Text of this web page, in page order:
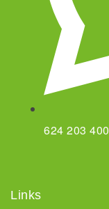
624 203 400
Links